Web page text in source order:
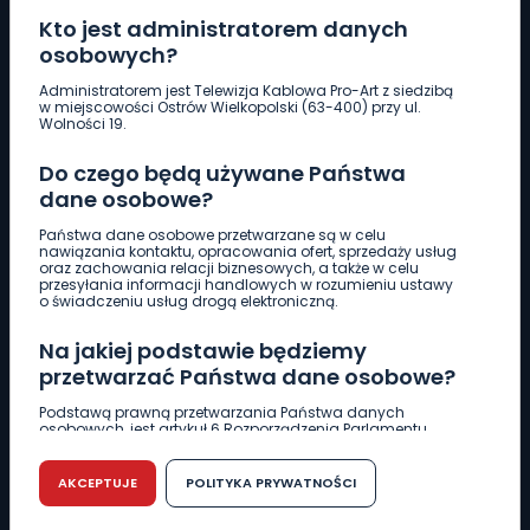
Kto jest administratorem danych
osobowych?
Administratorem jest Telewizja Kablowa Pro-Art z siedzibą
w miejscowości Ostrów Wielkopolski (63-400) przy ul.
Wolności 19.
Do czego będą używane Państwa
dane osobowe?
Państwa dane osobowe przetwarzane są w celu
nawiązania kontaktu, opracowania ofert, sprzedaży usług
oraz zachowania relacji biznesowych, a także w celu
przesyłania informacji handlowych w rozumieniu ustawy
o świadczeniu usług drogą elektroniczną.
Na jakiej podstawie będziemy
przetwarzać Państwa dane osobowe?
Podstawą prawną przetwarzania Państwa danych
osobowych, jest artykuł 6 Rozporządzenia Parlamentu
r. w sprawie ochrony osób fizycznych w związku z
przetwarzaniem danych osobowych w sprawie
swobodnego przepływu takich danych oraz uchylenia
dyrektywy 95/46/WE (RODO).
AKCEPTUJE POLITYKA PRYWATNOŚCI
Pobierz logotyp
661 997 997
REDAKCJA
62 735 22 22redakcja@wlkp24.info
DZIAŁ REKLAMY
62 735 01 85 reklama@wlkp24.info
WIADOMOŚCI
CIEKAWOSTKI